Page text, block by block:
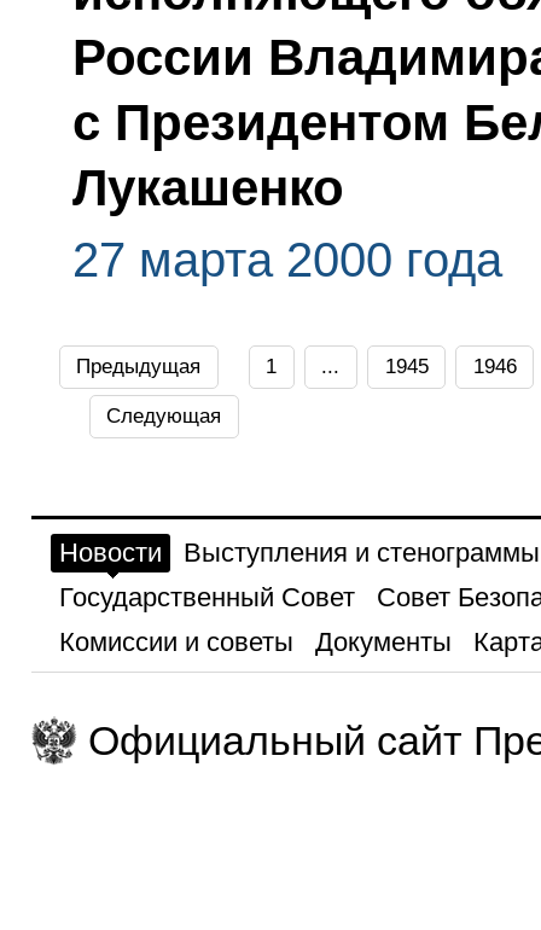
России
с Президентом
Лукашенко
27 марта 2000 года
Предыдущая 1 ... 1945 1946
Следующая
Новости
Выступления и стенограммы
Государственный Совет
Совет
Комиссии и советы
Документы
Официальный сайт